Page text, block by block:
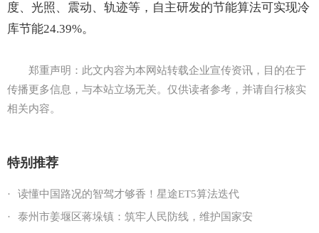
度、光照、震动、轨迹等，自主研发的节能算法可实现冷
库节能24.39%。
郑重声明：此文内容为本网站转载企业宣传资讯，目的在于
传播更多信息，与本站立场无关。仅供读者参考，并请自行核实
相关内容。
特别推荐
·
读懂中国路况的智驾才够香！星途ET5算法迭代
·
泰州市姜堰区蒋垛镇：筑牢人民防线，维护国家安